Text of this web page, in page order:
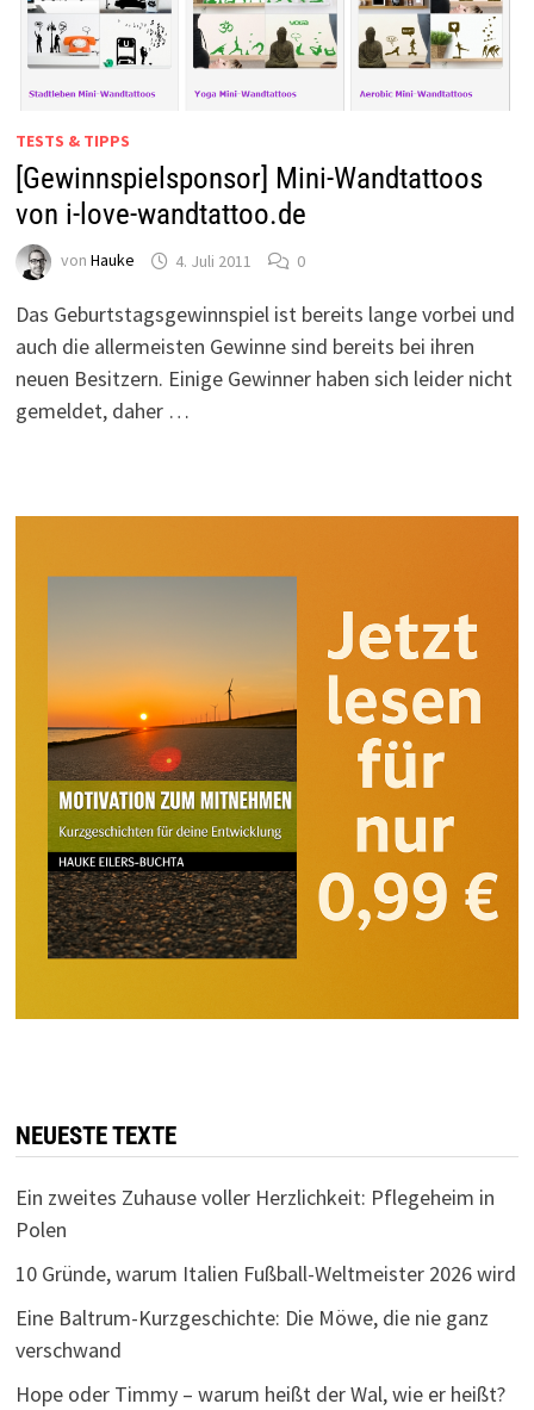
TESTS & TIPPS
[Gewinnspielsponsor] Mini-Wandtattoos
von i-love-wandtattoo.de
von Hauke 4. Juli 2011 0
Das Geburtstagsgewinnspiel ist bereits lange vorbei und
auch die allermeisten Gewinne sind bereits bei ihren
neuen Besitzern. Einige Gewinner haben sich leider nicht
gemeldet, daher …
NEUESTE TEXTE
Ein zweites Zuhause voller Herzlichkeit: Pflegeheim in
Polen
10 Gründe, warum Italien Fußball-Weltmeister 2026 wird
Eine Baltrum-Kurzgeschichte: Die Möwe, die nie ganz
verschwand
Hope oder Timmy – warum heißt der Wal, wie er heißt?